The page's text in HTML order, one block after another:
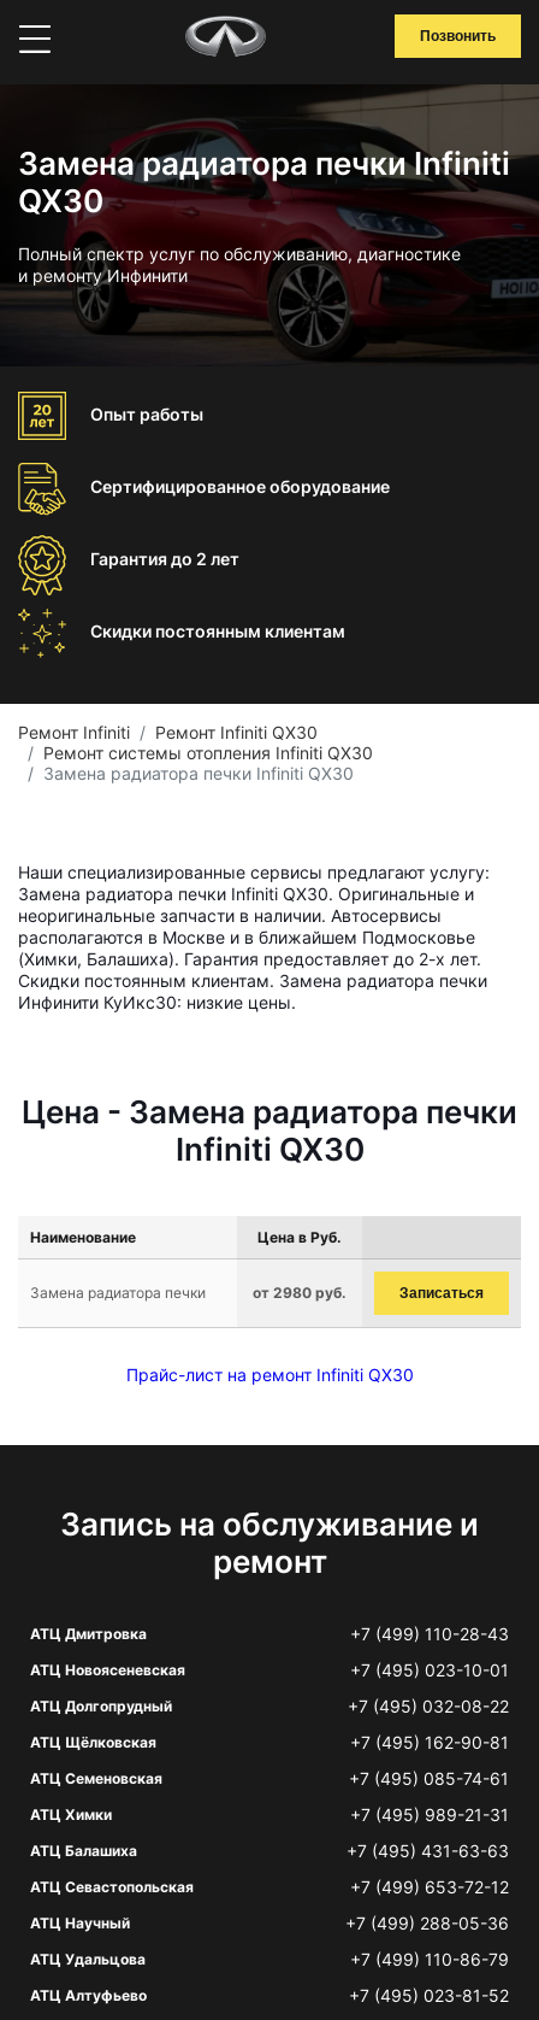
Позвонить
Замена радиатора печки Infiniti
QX30
Полный спектр услуг по обслуживанию, диагностике
и ремонту Инфинити
Опыт работы
Сертифицированноеоборудование
Гарантиядо 2 лет
Скидки постоянным клиентам
Ремонт Infiniti
Ремонт Infiniti QX30
Ремонт системы отопления Infiniti QX30
Замена радиатора печки Infiniti QX30
Наши специализированные сервисы предлагают услугу:
Замена радиатора печки Infiniti QX30. Оригинальные и
неоригинальные запчасти в наличии. Автосервисы
располагаются в Москве и в ближайшем Подмосковье
(Химки, Балашиха). Гарантия предоставляет до 2-х лет.
Скидки постоянным клиентам. Замена радиатора печки
Инфинити КуИкс30: низкие цены.
Цена - Замена радиатора печки
Infiniti QX30
Наименование Цена в Руб.
Замена радиатора печки от 2980 руб. Записаться
Прайс-лист на ремонт Infiniti QX30
Запись на обслуживание и
ремонт
АТЦ Дмитровка +7 (499) 110-28-43
АТЦ Новоясеневская +7 (495) 023-10-01
АТЦ Долгопрудный +7 (495) 032-08-22
АТЦ Щёлковская +7 (495) 162-90-81
АТЦ Семеновская +7 (495) 085-74-61
АТЦ Химки +7 (495) 989-21-31
АТЦ Балашиха +7 (495) 431-63-63
АТЦ Севастопольская +7 (499) 653-72-12
АТЦ Научный +7 (499) 288-05-36
АТЦ Удальцова +7 (499) 110-86-79
АТЦ Алтуфьево +7 (495) 023-81-52